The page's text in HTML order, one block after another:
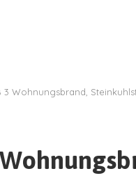
3 Wohnungsbrand,